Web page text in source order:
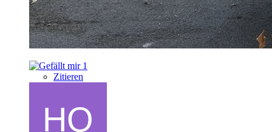
1
Zitieren